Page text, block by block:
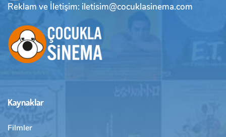
Reklam ve İletişim: iletisim@cocuklasinema.com
Kaynaklar
Filmler